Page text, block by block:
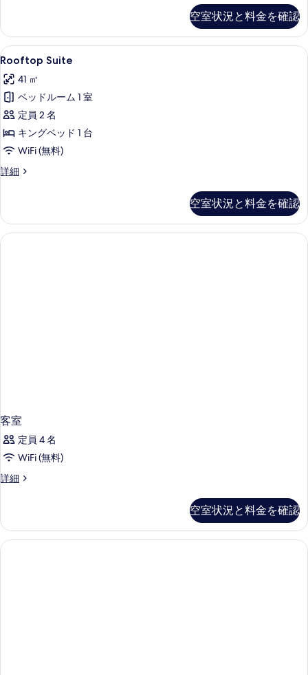
て
の
写
真
を
表
示
す
る
細
イ
ー
ン
ベ
ッ
ド
1
台
の
て
の
ク
ル
ー
ク
イ
ー
ン
ベ
ッ
ド
1
細
空室状況と料金を確認
Rooftop
Suite
の
す
べ
て
の
写
表
示
3
Rooftop Suite
41 ㎡
ベッドルーム 1 室
定員 2 名
キングベッド 1 台
WiFi (無料)
詳細
Rooftop
細
空室状況と料金を確認
客室
定員 4 名
WiFi (無料)
詳細
客
細
空室状況と料金を確認